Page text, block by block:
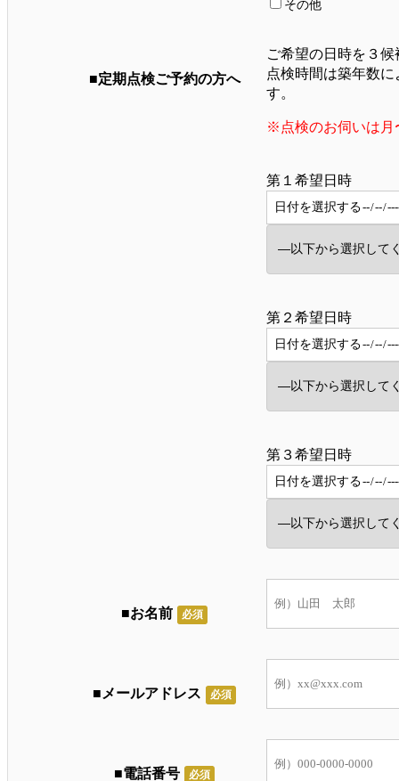
その他
■定期点検ご予約の方へ
ご希望の日時を３
点検時間は築年数
す。
※点検のお伺いは月
第１希望日時
第２希望日時
第３希望日時
■お名前 必須
■メールアドレス 必須
■電話番号 必須